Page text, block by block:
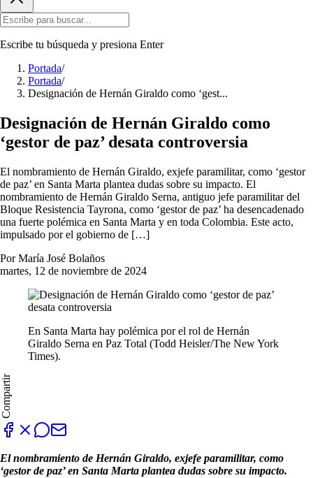
Escribe tu búsqueda y presiona Enter
Portada/
Portada/
Designación de Hernán Giraldo como ‘gest...
Designación de Hernán Giraldo como
‘gestor de paz’ desata controversia
El nombramiento de Hernán Giraldo, exjefe paramilitar, como ‘gestor
de paz’ en Santa Marta plantea dudas sobre su impacto. El
nombramiento de Hernán Giraldo Serna, antiguo jefe paramilitar del
Bloque Resistencia Tayrona, como ‘gestor de paz’ ha desencadenado
una fuerte polémica en Santa Marta y en toda Colombia. Este acto,
impulsado por el gobierno de […]
Por María José Bolaños
martes, 12 de noviembre de 2024
En Santa Marta hay polémica por el rol de Hernán
Giraldo Serna en Paz Total (Todd Heisler/The New York
Times).
Compartir
El nombramiento de Hernán Giraldo, exjefe paramilitar, como
‘gestor de paz’ en Santa Marta plantea dudas sobre su impacto.